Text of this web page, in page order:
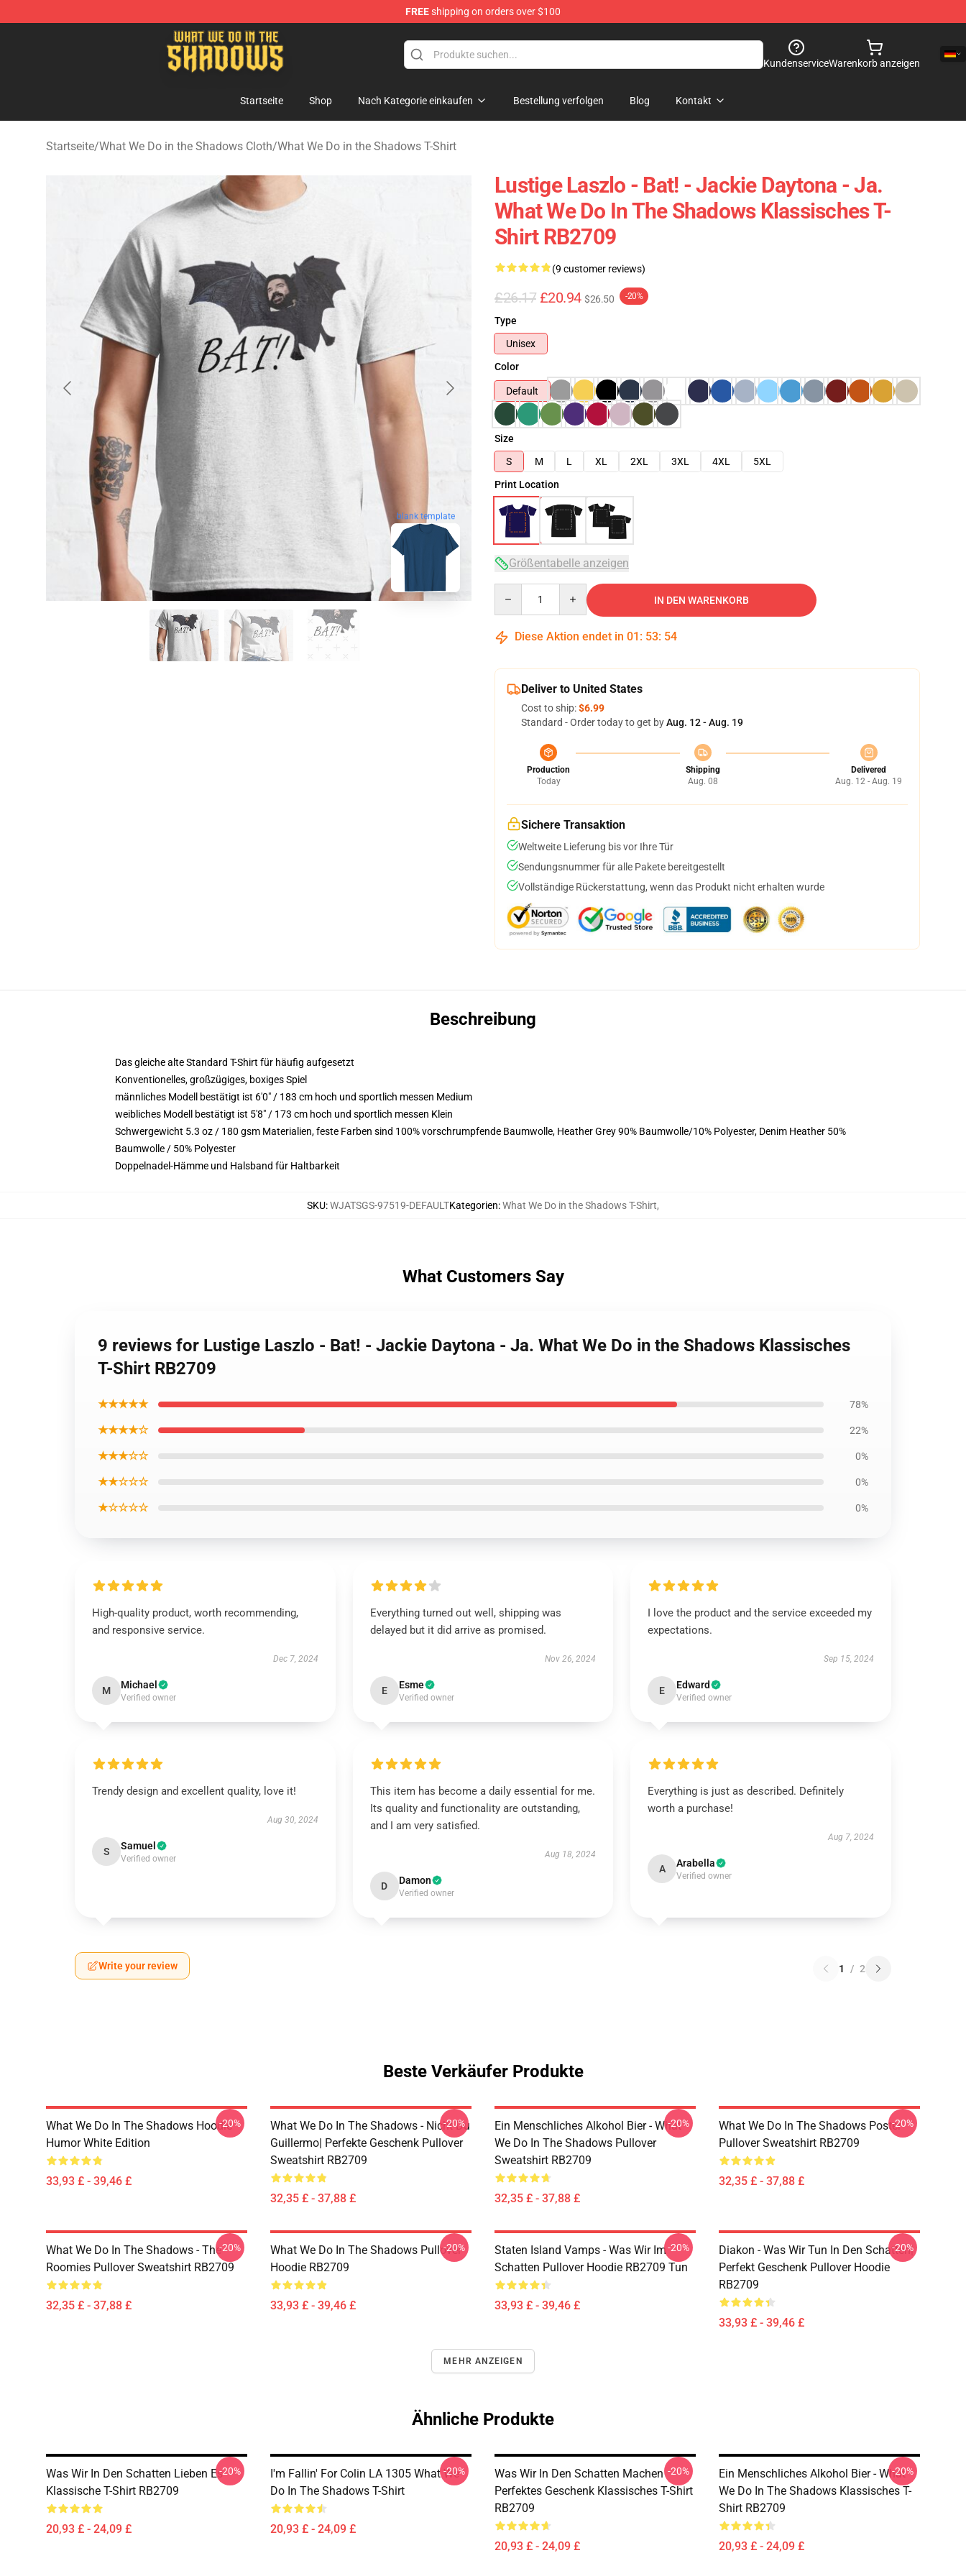
FREEshipping on orders over $100
What We Do in the Shadows Shop - Official What We Do in the Shadows Merchandise Store
KundenserviceWarenkorb anzeigen
Startseite Shop Nach Kategorie einkaufen Bestellung verfolgen Blog Kontakt
Startseite/What We Do in the Shadows Cloth/What We Do in the Shadows T-Shirt
blank template
Lustige Laszlo - Bat! - Jackie Daytona - Ja.
What We Do In The Shadows Klassisches T-
Shirt RB2709
(9 customer reviews)
£26.17 £20.94 $26.50 -20%
Type
Unisex
Color
Default
Size
S
M L XL 2XL 3XL 4XL
5XL
Print Location
Größentabelle anzeigen
IN DEN WARENKORB
Diese Aktion endet in 01 : 53: 53
Deliver to United States
Cost to ship:$6.99
Standard - Order today to get byAug. 12 - Aug. 19
Production
Today
Shipping
Aug. 08
Delivered
Aug. 12 - Aug. 19
Sichere Transaktion
Weltweite Lieferung bis vor Ihre Tür
Sendungsnummer für alle Pakete bereitgestellt
Vollständige Rückerstattung, wenn das Produkt nicht erhalten wurde
Beschreibung
Das gleiche alte Standard T-Shirt für häufig aufgesetzt
Konventionelles, großzügiges, boxiges Spiel
männliches Modell bestätigt ist 6'0" / 183 cm hoch und sportlich messen Medium
weibliches Modell bestätigt ist 5'8" / 173 cm hoch und sportlich messen Klein
Schwergewicht 5.3 oz / 180 gsm Materialien, feste Farben sind 100% vorschrumpfende Baumwolle, Heather Grey 90% Baumwolle/10% Polyester, Denim Heather 50%
Baumwolle / 50% Polyester
Doppelnadel-Hämme und Halsband für Haltbarkeit
SKU:WJATSGS-97519-DEFAULTKategorien:What We Do in the Shadows T-Shirt,
What Customers Say
9 reviews for Lustige Laszlo - Bat! - Jackie Daytona - Ja. What We Do in the Shadows Klassisches
T-Shirt RB2709
★★★★★ 78%
★★★★☆ 22%
★★★☆☆ 0%
★★☆☆☆ 0%
★☆☆☆☆ 0%
High-quality product, worth recommending,
and responsive service.
Dec 7, 2024
M Michael
Verified owner
Everything turned out well, shipping was
delayed but it did arrive as promised.
Nov 26, 2024
E Esme
Verified owner
I love the product and the service exceeded my
expectations.
Sep 15, 2024
E Edward
Verified owner
Trendy design and excellent quality, love it!
Aug 30, 2024
S Samuel
Verified owner
This item has become a daily essential for me.
Its quality and functionality are outstanding,
and I am very satisfied.
Aug 18, 2024
D Damon
Verified owner
Everything is just as described. Definitely
worth a purchase!
Aug 7, 2024
A Arabella
Verified owner
Write your review 1 / 2
Beste Verkäufer Produkte
What We Do In The Shadows Hoodie
Humor White Edition
33,93 £ - 39,46 £
-20%
What We Do In The Shadows - Nicht Du
Guillermo| Perfekte Geschenk Pullover
Sweatshirt RB2709
32,35 £ - 37,88 £
-20%
Ein Menschliches Alkohol Bier - What
We Do In The Shadows Pullover
Sweatshirt RB2709
32,35 £ - 37,88 £
-20%
What We Do In The Shadows Poster
Pullover Sweatshirt RB2709
32,35 £ - 37,88 £
-20%
What We Do In The Shadows - The
Roomies Pullover Sweatshirt RB2709
32,35 £ - 37,88 £
-20%
What We Do In The Shadows Pullover
Hoodie RB2709
33,93 £ - 39,46 £
-20%
Staten Island Vamps - Was Wir Im
Schatten Pullover Hoodie RB2709 Tun
33,93 £ - 39,46 £
-20%
Diakon - Was Wir Tun In Den Schatten|
Perfekt Geschenk Pullover Hoodie
RB2709
33,93 £ - 39,46 £
-20%
MEHR ANZEIGEN
Ähnliche Produkte
Was Wir In Den Schatten Lieben Es
Klassische T-Shirt RB2709
20,93 £ - 24,09 £
-20%
I'm Fallin' For Colin LA 1305 What We
Do In The Shadows T-Shirt
20,93 £ - 24,09 £
-20%
Was Wir In Den Schatten Machen
Perfektes Geschenk Klassisches T-Shirt
RB2709
20,93 £ - 24,09 £
-20%
Ein Menschliches Alkohol Bier - What
We Do In The Shadows Klassisches T-
Shirt RB2709
20,93 £ - 24,09 £
-20%